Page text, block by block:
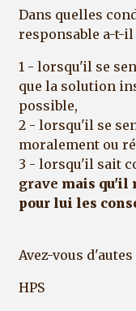
Dans quelles
responsable a-t-
1 - lorsqu'il se
que la solution
possible,
2 - lorsqu'il se
moralement ou
3 - lorsqu'il sait
grave mais qu'il
pour lui les
Avez-vous
HPS